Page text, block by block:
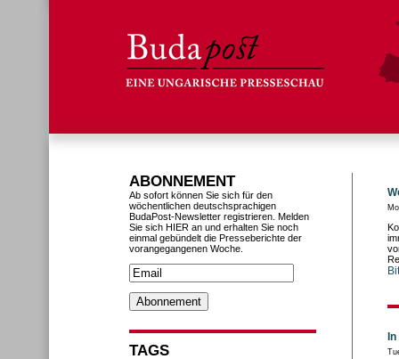
ABONNEMENT
Ab sofort können Sie sich für den
wöchentlichen deutschsprachigen
BudaPost-Newsletter registrieren. Melden
Sie sich HIER an und erhalten Sie noch
einmal gebündelt die Presseberichte der
vorangegangenen Woche.
TAGS